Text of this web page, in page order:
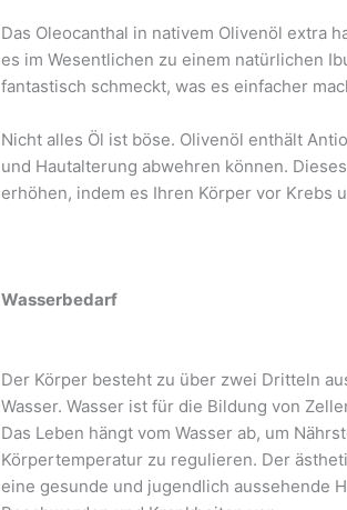
Das Oleocanthal in nativem Olivenöl extra
es im Wesentlichen zu einem natürlichen
fantastisch schmeckt, was es einfacher
Nicht alles Öl ist böse. Olivenöl enthält
und Hautalterung abwehren können.
erhöhen, indem es Ihren Körper vor Krebs
Wasserbedarf
Der Körper besteht zu über zwei Dritteln
Wasser. Wasser ist für die Bildung von
Das Leben hängt vom Wasser ab, um
Körpertemperatur zu regulieren. Der
eine gesunde und jugendlich aussehende